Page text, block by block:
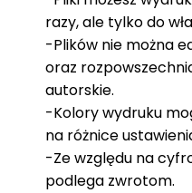
razy, ale tylko do
-Plików nie można
oraz
autorskie.
-Kolory wydruku
na różnice
-Ze względu na
podlega zwrotom.